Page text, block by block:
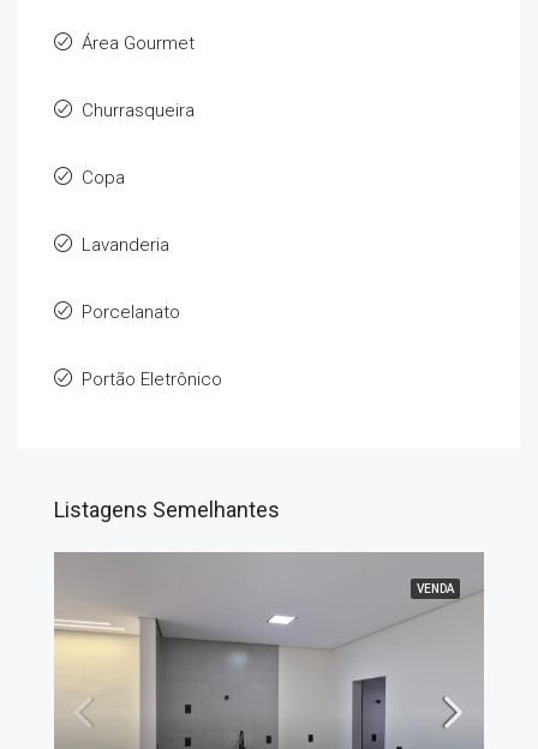
Área Gourmet
Churrasqueira
Copa
Lavanderia
Porcelanato
Portão Eletrônico
Listagens Semelhantes
VENDA